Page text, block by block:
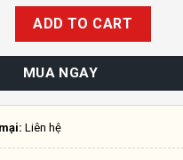
ADD TO CART
MUA NGAY
Liên hệ